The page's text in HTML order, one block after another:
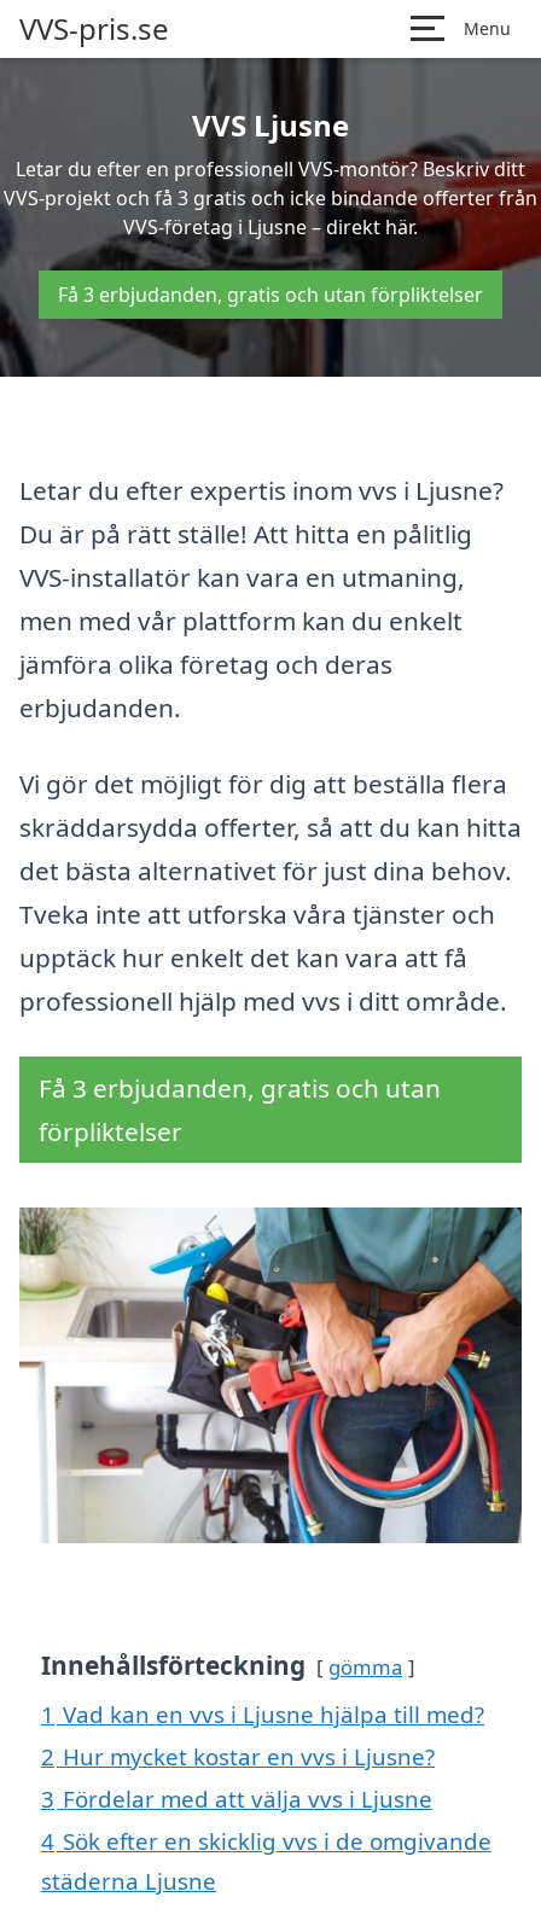
VVS-pris.se Menu
VVS Ljusne
Letar du efter en professionell VVS-montör? Beskriv ditt
VVS-projekt och få 3 gratis och icke bindande offerter från
VVS-företag i Ljusne – direkt här.
Få 3 erbjudanden, gratis och utan förpliktelser
Letar du efter expertis inom vvs i Ljusne?
Du är på rätt ställe! Att hitta en pålitlig
VVS-installatör kan vara en utmaning,
men med vår plattform kan du enkelt
jämföra olika företag och deras
erbjudanden.
Vi gör det möjligt för dig att beställa flera
skräddarsydda offerter, så att du kan hitta
det bästa alternativet för just dina behov.
Tveka inte att utforska våra tjänster och
upptäck hur enkelt det kan vara att få
professionell hjälp med vvs i ditt område.
Få 3 erbjudanden, gratis och utan
förpliktelser
Innehållsförteckning gömma
1 Vad kan en vvs i Ljusne hjälpa till med?
2 Hur mycket kostar en vvs i Ljusne?
3 Fördelar med att välja vvs i Ljusne
4 Sök efter en skicklig vvs i de omgivande
städerna Ljusne